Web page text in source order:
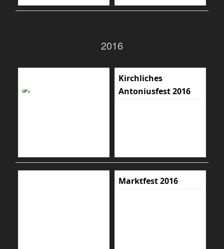
2016
Kirchliches
Antoniusfest 2016
Marktfest 2016